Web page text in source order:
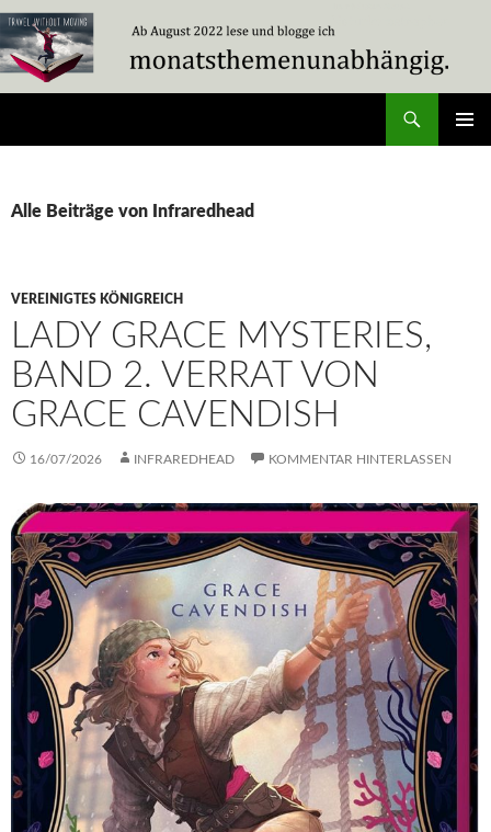
Zum
Inhalt
springen
Alle Beiträge von Infraredhead
VEREINIGTES KÖNIGREICH
LADY GRACE MYSTERIES,
BAND 2. VERRAT VON
GRACE CAVENDISH
16/07/2026 INFRAREDHEAD KOMMENTAR HINTERLASSEN